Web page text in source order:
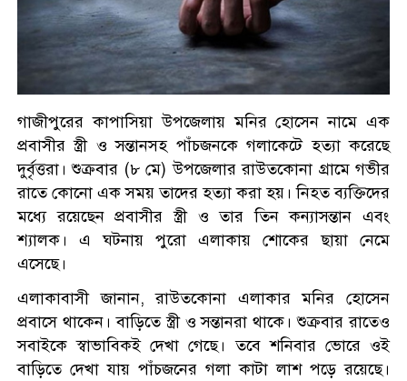
গাজীপুরের কাপাসিয়া উপজেলায় মনির হোসেন নামে এক
প্রবাসীর স্ত্রী ও সন্তানসহ পাঁচজনকে গলাকেটে হত্যা করেছে
দুর্বৃত্তরা। শুক্রবার (৮ মে) উপজেলার রাউতকোনা গ্রামে গভীর
রাতে কোনো এক সময় তাদের হত্যা করা হয়। নিহত ব্যক্তিদের
মধ্যে রয়েছেন প্রবাসীর স্ত্রী ও তার তিন কন্যাসন্তান এবং
শ্যালক। এ ঘটনায় পুরো এলাকায় শোকের ছায়া নেমে
এসেছে।
এলাকাবাসী জানান, রাউতকোনা এলাকার মনির হোসেন
প্রবাসে থাকেন। বাড়িতে স্ত্রী ও সন্তানরা থাকে। শুক্রবার রাতেও
সবাইকে স্বাভাবিকই দেখা গেছে। তবে শনিবার ভোরে ওই
বাড়িতে দেখা যায় পাঁচজনের গলা কাটা লাশ পড়ে রয়েছে।